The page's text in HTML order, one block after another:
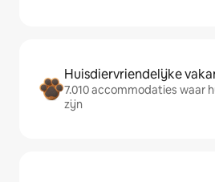
Huisdiervriendelijke
7.010 accommodaties waar
zijn